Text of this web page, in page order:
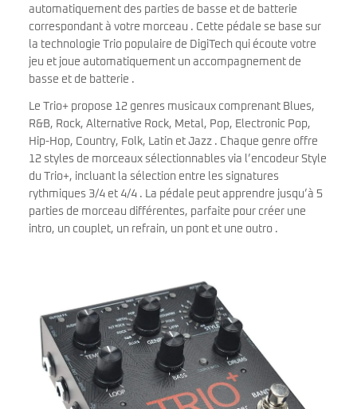
automatiquement des parties de basse et de batterie
correspondant à votre morceau . Cette pédale se base sur
la technologie Trio populaire de DigiTech qui écoute votre
jeu et joue automatiquement un accompagnement de
basse et de batterie .
Le Trio+ propose 12 genres musicaux comprenant Blues,
R&B, Rock, Alternative Rock, Metal, Pop, Electronic Pop,
Hip-Hop, Country, Folk, Latin et Jazz . Chaque genre offre
12 styles de morceaux sélectionnables via l’encodeur Style
du Trio+, incluant la sélection entre les signatures
rythmiques 3/4 et 4/4 . La pédale peut apprendre jusqu’à 5
parties de morceau différentes, parfaite pour créer une
intro, un couplet, un refrain, un pont et une outro .